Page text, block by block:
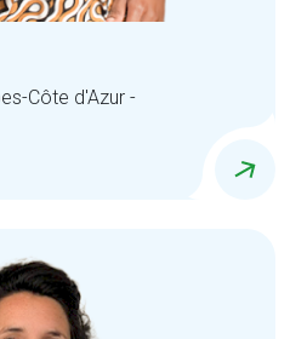
Côte d'Azur -